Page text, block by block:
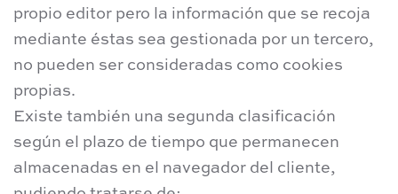
propio editor pero la información que se recoja
mediante éstas sea gestionada por un tercero,
no pueden ser consideradas como cookies
propias.
Existe también una segunda clasificación
según el plazo de tiempo que permanecen
almacenadas en el navegador del cliente,